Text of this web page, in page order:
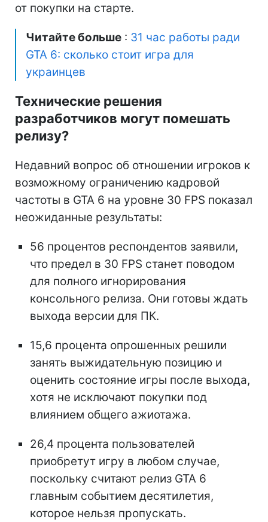
от покупки на старте.
Читайте больше : 31 час работы ради
GTA 6: сколько стоит игра для
украинцев
Технические решения
разработчиков могут помешать
релизу?
Недавний вопрос об отношении игроков к
возможному ограничению кадровой
частоты в GTA 6 на уровне 30 FPS показал
неожиданные результаты:
56 процентов респондентов заявили,
что предел в 30 FPS станет поводом
для полного игнорирования
консольного релиза. Они готовы ждать
выхода версии для ПК.
15,6 процента опрошенных решили
занять выжидательную позицию и
оценить состояние игры после выхода,
хотя не исключают покупки под
влиянием общего ажиотажа.
26,4 процента пользователей
приобретут игру в любом случае,
поскольку считают релиз GTA 6
главным событием десятилетия,
которое нельзя пропускать.